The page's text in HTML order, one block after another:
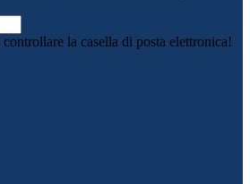
la casella di posta elettronica!